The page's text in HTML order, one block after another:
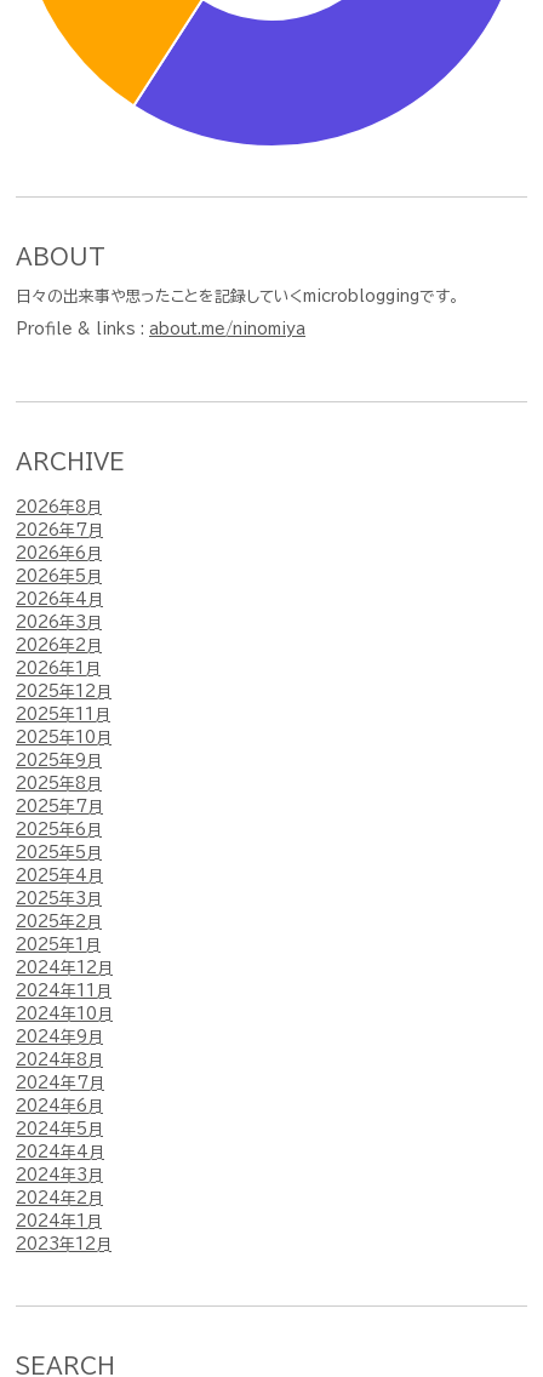
ABOUT
日々の出来事や思ったことを記録していくmicrobloggingです。
Profile & links : about.me/ninomiya
ARCHIVE
2026年8月
2026年7月
2026年6月
2026年5月
2026年4月
2026年3月
2026年2月
2026年1月
2025年12月
2025年11月
2025年10月
2025年9月
2025年8月
2025年7月
2025年6月
2025年5月
2025年4月
2025年3月
2025年2月
2025年1月
2024年12月
2024年11月
2024年10月
2024年9月
2024年8月
2024年7月
2024年6月
2024年5月
2024年4月
2024年3月
2024年2月
2024年1月
2023年12月
SEARCH